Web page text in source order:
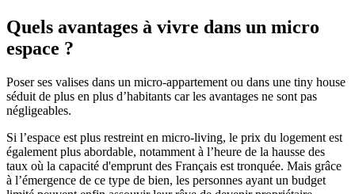
Quels avantages à vivre dans un micro
espace ?
Poser ses valises dans un micro-appartement ou dans une tiny house
séduit de plus en plus d’habitants car les avantages ne sont pas
négligeables.
Si l’espace est plus restreint en micro-living, le prix du logement est
également plus abordable, notamment à l’heure de la hausse des
taux où la capacité d'emprunt des Français est tronquée. Mais grâce
à l’émergence de ce type de bien, les personnes ayant un budget